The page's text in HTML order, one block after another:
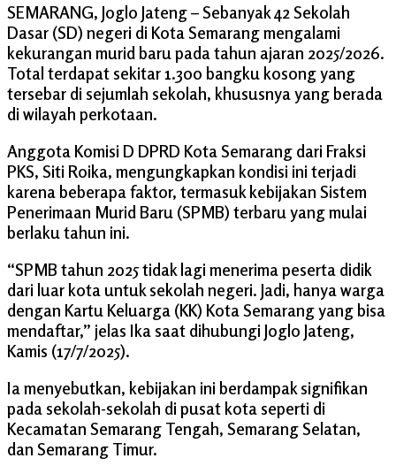
SEMARANG, Joglo Jateng – Sebanyak 42 Sekolah
Dasar (SD) negeri di Kota Semarang mengalami
kekurangan murid baru pada tahun ajaran 2025/2026.
Total terdapat sekitar 1.300 bangku kosong yang
tersebar di sejumlah sekolah, khususnya yang berada
di wilayah perkotaan.
Anggota Komisi D DPRD Kota Semarang dari Fraksi
PKS, Siti Roika, mengungkapkan kondisi ini terjadi
karena beberapa faktor, termasuk kebijakan Sistem
Penerimaan Murid Baru (SPMB) terbaru yang mulai
berlaku tahun ini.
“SPMB tahun 2025 tidak lagi menerima peserta didik
dari luar kota untuk sekolah negeri. Jadi, hanya warga
dengan Kartu Keluarga (KK) Kota Semarang yang bisa
mendaftar,” jelas Ika saat dihubungi Joglo Jateng,
Kamis (17/7/2025).
Ia menyebutkan, kebijakan ini berdampak signifikan
pada sekolah-sekolah di pusat kota seperti di
Kecamatan Semarang Tengah, Semarang Selatan,
dan Semarang Timur.